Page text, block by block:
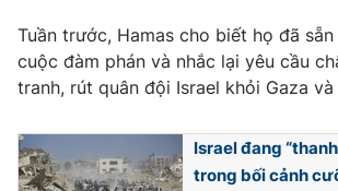
Tuần trước, Hamas cho biết họ đã
cuộc đàm phán và nhắc lại yêu cầu
tranh, rút ​​quân đội Israel khỏi Gaza
Israel đang
trong bối cảnh